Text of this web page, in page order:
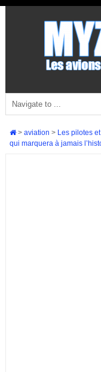
> aviation > Les pilotes
qui marquera à jamais